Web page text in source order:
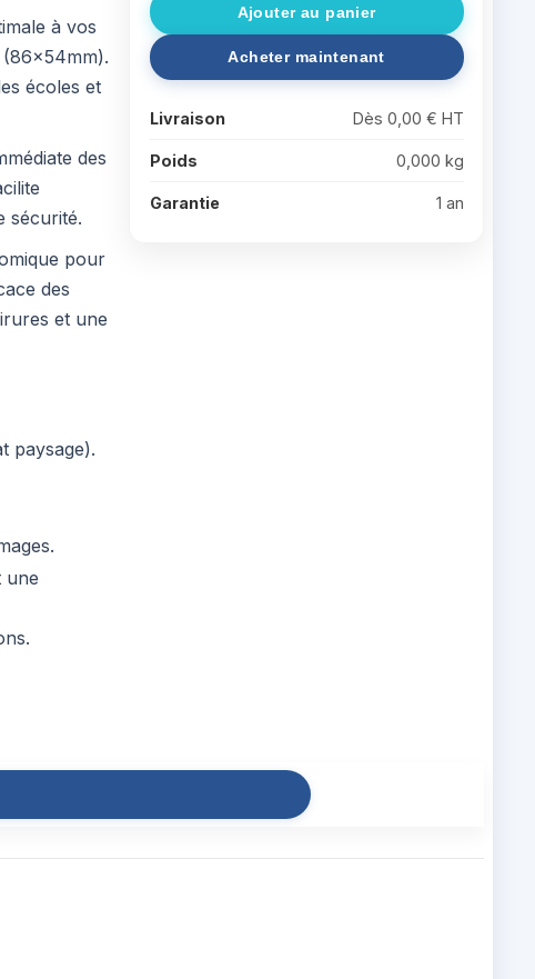
Livraison Dès 0,00 € HT
Poids 0,000 kg
Garantie 1 an
à vos
écoles et
des
sécurité.
pour
des
et une
paysage).
une